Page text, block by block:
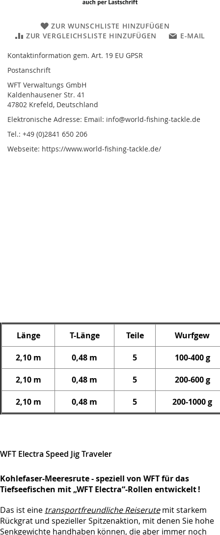
ZUR WUNSCHLISTE HINZUFÜGEN
ZUR VERGLEICHSLISTE HINZUFÜGEN
E-MAIL
Kontaktinformation gem. Art. 19 EU GPSR
Postanschrift
WFT Verwaltungs GmbH
Kaldenhausener Str. 41
47802 Krefeld, Deutschland
Elektronische Adresse: Email: info@world-fishing-tackle.de
Tel.: +49 (0)2841 650 206
Webseite: https://www.world-fishing-tackle.de/
Länge T-Länge Teile Wurfgew
2,10 m 0,48 m 5 100-400 g
2,10 m 0,48 m 5 200-600 g
2,10 m 0,48 m 5 200-1000 g
WFT Electra Speed Jig Traveler
Kohlefaser-Meeresrute - speziell von WFT für das
Tiefseefischen mit „WFT Electra“-Rollen entwickelt !
Das ist eine transportfreundliche Reiserutemit starkem
Rückgrat und spezieller Spitzenaktion, mit denen Sie hohe
Senkgewichte handhaben können, die aber immer noch